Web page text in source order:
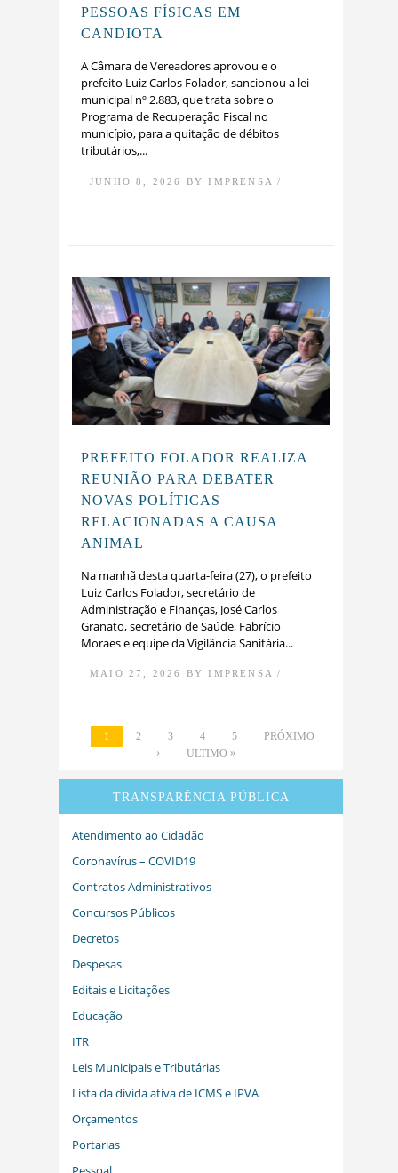
PESSOAS FÍSICAS EM
CANDIOTA
A Câmara de Vereadores aprovou e o
prefeito Luiz Carlos Folador, sancionou a lei
municipal nº 2.883, que trata sobre o
Programa de Recuperação Fiscal no
município, para a quitação de débitos
tributários,...
JUNHO 8, 2026 BY IMPRENSA /
PREFEITO FOLADOR REALIZA
REUNIÃO PARA DEBATER
NOVAS POLÍTICAS
RELACIONADAS A CAUSA
ANIMAL
Na manhã desta quarta-feira (27), o prefeito
Luiz Carlos Folador, secretário de
Administração e Finanças, José Carlos
Granato, secretário de Saúde, Fabrício
Moraes e equipe da Vigilância Sanitária...
MAIO 27, 2026 BY IMPRENSA /
1 2 3 4 5
PRÓXIMO
›
ULTIMO »
TRANSPARÊNCIA PÚBLICA
Atendimento ao Cidadão
Coronavírus – COVID19
Contratos Administrativos
Concursos Públicos
Decretos
Despesas
Editais e Licitações
Educação
ITR
Leis Municipais e Tributárias
Lista da divida ativa de ICMS e IPVA
Orçamentos
Portarias